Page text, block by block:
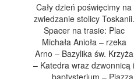
Cały dzień poświęcimy na
zwiedzanie stolicy Toskanii.
Spacer na trasie: Plac
Michała Anioła – rzeka
Arno – Bazylika św. Krzyża
– Katedra wraz dzwonnicą i
baptysterium –